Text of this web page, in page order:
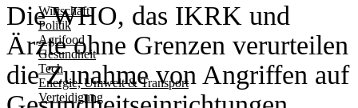
Wirtschaft
Politik
Agrifood
Gesundheit
Tech
Energie, Umwelt & Transport
Verteidigung
Die WHO, das IKRK und
Ärzte ohne Grenzen verurteilen
die Zunahme von Angriffen auf